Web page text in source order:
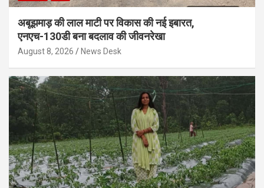
अबूझमाड़ की लाल माटी पर विकास की नई इबारत,
एनएच-130डी बना बदलाव की जीवनरेखा
August 8, 2026 News Desk